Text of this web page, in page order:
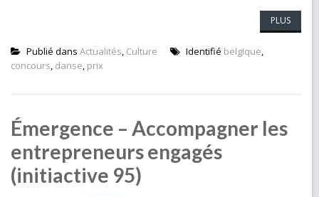
PLUS
Publié dans Actualités, Culture Identifié belgique,
concours, danse, prix
Émergence – Accompagner les
entrepreneurs engagés
(initiactive 95)